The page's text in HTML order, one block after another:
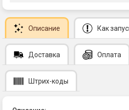
Описание Как
Доставка Оплата
Штрих-коды